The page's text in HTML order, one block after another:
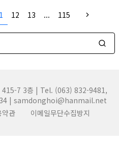
12 13 ... 115
415-7 3층 | Tel. (063) 832-9481,
| samdonghoi@hanmail.net
약관 이메일무단수집방지